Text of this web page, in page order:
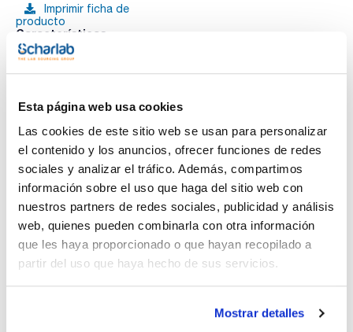
Esta página web usa cookies
Las cookies de este sitio web se usan para personalizar
el contenido y los anuncios, ofrecer funciones de redes
sociales y analizar el tráfico. Además, compartimos
información sobre el uso que haga del sitio web con
nuestros partners de redes sociales, publicidad y análisis
web, quienes pueden combinarla con otra información
que les haya proporcionado o que hayan recopilado a
partir del uso que haya hecho de sus servicios.
Mostrar detalles
Imprimir ficha de
producto
Características
Descripción : Bomba manual
Pack (u.) : 1
de 30 a 70cm de diámetro. El líquido se extrae al introducir
mediante un fuelle de pie (bomba de pie). Todas las partes en
contacto con el líquido son de polipropileno. Capacidad de
bombeo: 26L/min. Tubo de succión telescópico de 70cm (D.I.
18mm; D.E. 23mm).
Documentación técnica
TDS / Ficha técnica
Regístrate para
descargas
COA
Regístrate para
descargas
SDS/ Hoja de seguridad
descargas